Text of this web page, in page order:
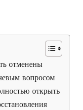
отменены
вопросом
открыть